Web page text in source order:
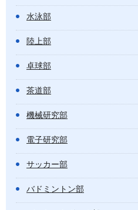
水泳部
陸上部
卓球部
茶道部
機械研究部
電子研究部
サッカー部
バドミントン部